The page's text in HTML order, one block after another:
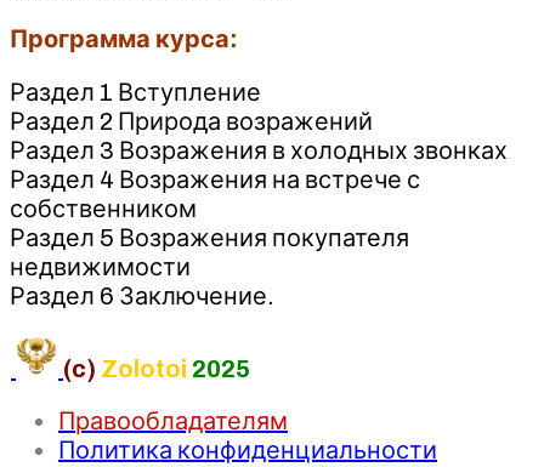
Программа курса:
Раздел 1 Вступление
Раздел 2 Природа возражений
Раздел 3 Возражения в холодных звонках
Раздел 4 Возражения на встрече с
собственником
Раздел 5 Возражения покупателя
недвижимости
Раздел 6 Заключение.
(c) Zolotoi 2025
Правообладателям
Политика конфиденциальности